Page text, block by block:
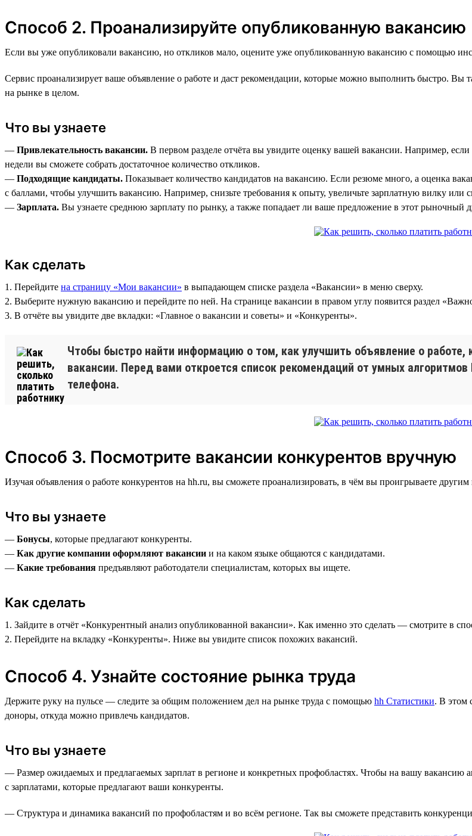
Способ 2. Проанализируйте опубликованную вакансию
Если вы уже опубликовали вакансию, но откликов мало, оцените уже опубликованную вакансию с помощью
Сервис проанализирует ваше объявление о работе и даст рекомендации, которые можно выполнить быстро. Вы
на рынке в целом.
Что вы узнаете
— Привлекательность вакансии. В первом разделе отчёта вы увидите оценку вашей вакансии. Например,
недели вы сможете собрать достаточное количество откликов.
— Подходящие кандидаты. Показывает количество кандидатов на вакансию. Если резюме много, а оценка
с баллами, чтобы улучшить вакансию. Например, снизьте требования к опыту, увеличьте зарплатную вилку или
— Зарплата. Вы узнаете среднюю зарплату по рынку, а также попадает ли ваше предложение в этот рыночный
Как сделать
1. Перейдите на страницу «Мои вакансии» в выпадающем списке раздела «Вакансии» в меню сверху.
2. Выберите нужную вакансию и перейдите по ней. На странице вакансии в правом углу появится раздел
3. В отчёте вы увидите две вкладки: «Главное о вакансии и советы» и «Конкуренты».
Чтобы быстро найти информацию о том, как улучшить объявление о работе,
вакансии. Перед вами откроется список рекомендаций от умных
телефона.
Способ 3. Посмотрите вакансии конкурентов вручную
Изучая объявления о работе конкурентов на hh.ru, вы сможете проанализировать, в чём вы проигрываете
Что вы узнаете
— Бонусы, которые предлагают конкуренты.
— Как другие компании оформляют вакансии и на каком языке общаются с кандидатами.
— Какие требования предъявляют работодатели специалистам, которых вы ищете.
Как сделать
1. Зайдите в отчёт «Конкурентный анализ опубликованной вакансии». Как именно это сделать — смотрите в
2. Перейдите на вкладку «Конкуренты». Ниже вы увидите список похожих вакансий.
Способ 4. Узнайте состояние рынка труда
Держите руку на пульсе — следите за общим положением дел на рынке труда с помощью hh Статистики. В этом
доноры, откуда можно привлечь кандидатов.
Что вы узнаете
— Размер ожидаемых и предлагаемых зарплат в регионе и конкретных профобластях. Чтобы на вашу вакансию
с зарплатами, которые предлагают ваши конкуренты.
— Структура и динамика вакансий по профобластям и во всём регионе. Так вы сможете представить